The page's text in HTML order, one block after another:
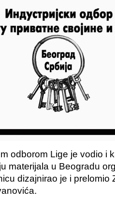
odborom Lige je vodio i
materijala u Beogradu
dizajnirao je i prelomio